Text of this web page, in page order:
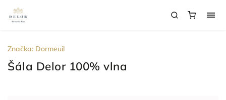
Šála Delor 100% vlna
Značka: Dormeuil